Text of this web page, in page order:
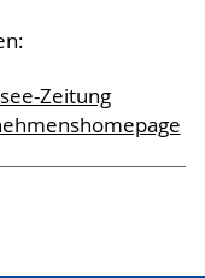
Zeitung